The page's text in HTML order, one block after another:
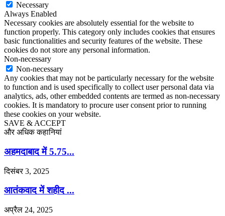
Necessary
Always Enabled
Necessary cookies are absolutely essential for the website to
function properly. This category only includes cookies that ensures
basic functionalities and security features of the website. These
cookies do not store any personal information.
Non-necessary
Non-necessary
Any cookies that may not be particularly necessary for the website
to function and is used specifically to collect user personal data via
analytics, ads, other embedded contents are termed as non-necessary
cookies. It is mandatory to procure user consent prior to running
these cookies on your website.
SAVE & ACCEPT
और अधिक कहानियां
अहमदाबाद में 5.75...
दिसंबर 3, 2025
आतंकवाद में शहीद ...
अप्रैल 24, 2025